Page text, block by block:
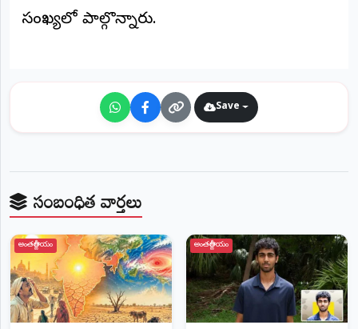
సంఖ్యలో పాల్గొన్నారు.
Save
సంబంధిత వార్తలు
అంతర్జాతీయం అంతర్జాతీయం